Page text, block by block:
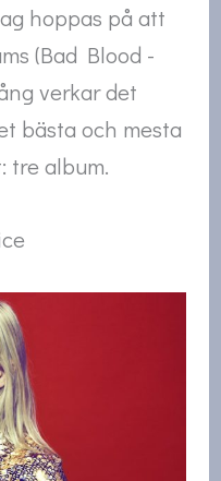
hoppas på att
(Bad Blood -
verkar det
bästa och mesta
tre album.